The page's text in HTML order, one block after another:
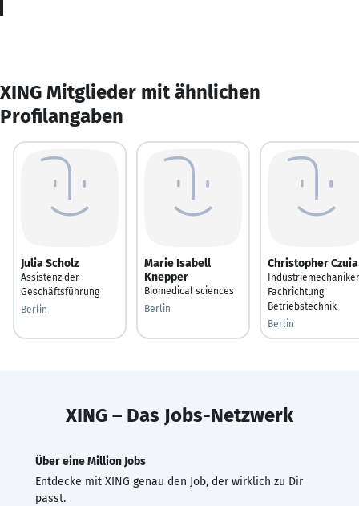
XING Mitglieder mit ähnlichen
Profilangaben
Julia Scholz
Assistenz der
Geschäftsführung
Berlin
Marie Isabell
Knepper
Biomedical sciences
Berlin
Christopher Czuia
Industriemechaniker
Fachrichtung
Betriebstechnik
Berlin
XING – Das Jobs-Netzwerk
Über eine Million Jobs
Entdecke mit XING genau den Job, der wirklich zu Dir
passt.